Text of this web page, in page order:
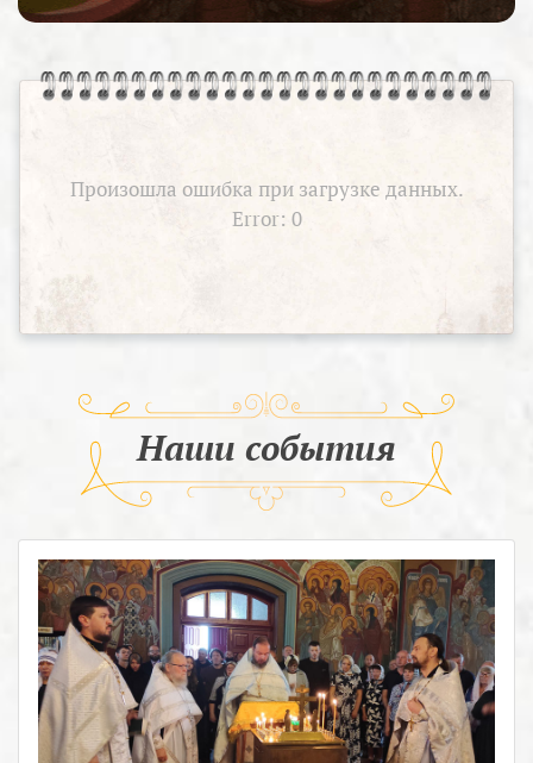
Произошла ошибка при загрузке данных.
Error: 0
Наши события